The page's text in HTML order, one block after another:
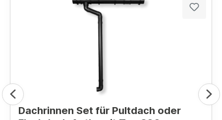
Dachrinnen Set für Pultdach oder